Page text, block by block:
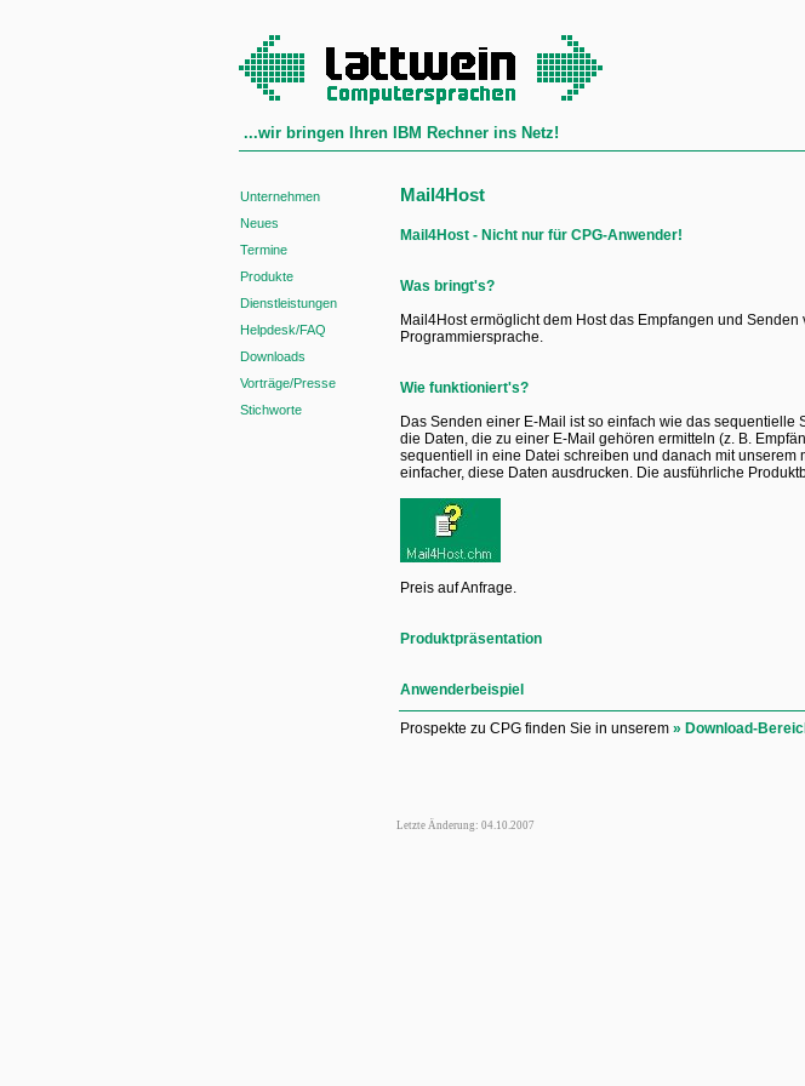
...wir bringen Ihren IBM Rechner ins Netz!
Unternehmen
Neues
Termine
Produkte
Dienstleistungen
Helpdesk/FAQ
Downloads
Vorträge/Presse
Stichworte
Mail4Host
Mail4Host - Nicht nur für CPG-Anwender!
Was bringt's?
Mail4Host ermöglicht dem Host das Empfangen und
Programmiersprache.
Wie funktioniert's?
Das Senden einer E-Mail ist so einfach wie das
die Daten, die zu einer E-Mail gehören ermitteln (z. B.
sequentiell in eine Datei schreiben und danach mit unserem
einfacher, diese Daten ausdrucken. Die ausführliche
Preis auf Anfrage.
Produktpräsentation
Anwenderbeispiel
Prospekte zu CPG finden Sie in unserem » Download-
Letzte Änderung: 04.10.2007